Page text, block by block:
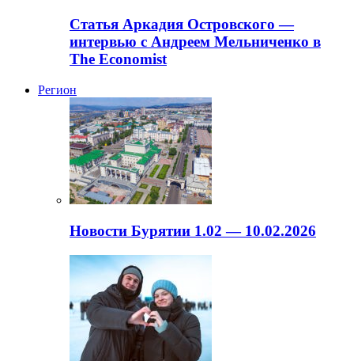
Статья Аркадия Островского —
интервью с Андреем Мельниченко в
The Economist
Регион
Новости Бурятии 1.02 — 10.02.2026